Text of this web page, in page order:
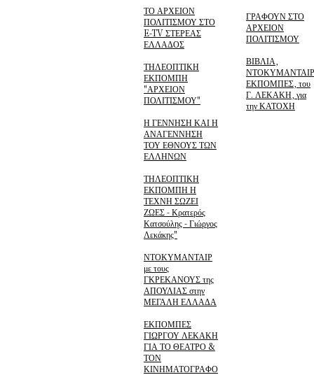
ΤΟ ΑΡΧΕΙΟΝ
ΠΟΛΙΤΙΣΜΟΥ ΣΤΟ
E-TV ΣΤΕΡΕΑΣ
ΕΛΛΑΔΟΣ
ΤΗΛΕΟΠΤΙΚΗ
ΕΚΠΟΜΠΗ
"ΑΡΧΕΙΟΝ
ΠΟΛΙΤΙΣΜΟΥ"
Η ΓΕΝΝΗΣΗ ΚΑΙ Η
ΑΝΑΓΕΝΝΗΣΗ
ΤΟΥ ΕΘΝΟΥΣ ΤΩΝ
ΕΛΛΗΝΩΝ
ΤΗΛΕΟΠΤΙΚΗ
ΕΚΠΟΜΠΗ Η
ΤΕΧΝΗ ΣΩΖΕΙ
ΖΩΕΣ - Κρατερός
Κατσούλης - Γιώργος
Λεκάκης"
ΝΤΟΚΥΜΑΝΤΑΙΡ
με τους
ΓΚΡΕΚΑΝΟΥΣ της
ΑΠΟΥΛΙΑΣ στην
ΜΕΓΑΛΗ ΕΛΛΑΔΑ
ΕΚΠΟΜΠΕΣ
ΓΙΩΡΓΟΥ ΛΕΚΑΚΗ
ΓΙΑ ΤΟ ΘΕΑΤΡΟ &
ΤΟΝ
ΚΙΝΗΜΑΤΟΓΡΑΦΟ
ΓΡΑΦΟΥΝ ΣΤΟ
ΑΡΧΕΙΟΝ
ΠΟΛΙΤΙΣΜΟΥ
ΒΙΒΛΙΑ,
ΕΚΠΟΜΠΕΣ, του
Γ. ΛΕΚΑΚΗ, για
την ΚΑΤΟΧΗ